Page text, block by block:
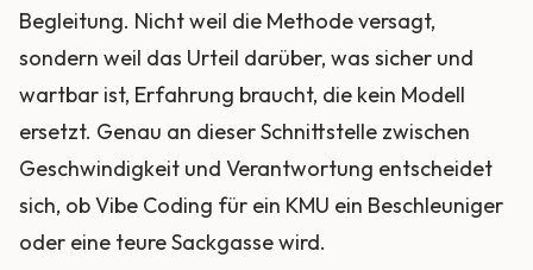
Begleitung. Nicht weil die Methode versagt,
sondern weil das Urteil darüber, was sicher und
wartbar ist, Erfahrung braucht, die kein Modell
ersetzt. Genau an dieser Schnittstelle zwischen
Geschwindigkeit und Verantwortung entscheidet
sich, ob Vibe Coding für ein KMU ein Beschleuniger
oder eine teure Sackgasse wird.